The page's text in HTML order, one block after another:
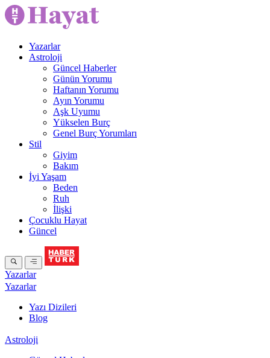
Yazarlar
Astroloji
Güncel Haberler
Günün Yorumu
Haftanın Yorumu
Ayın Yorumu
Aşk Uyumu
Yükselen Burç
Genel Burç Yorumları
Stil
Giyim
Bakım
İyi Yaşam
Beden
Ruh
İlişki
Çocuklu Hayat
Güncel
Yazarlar
Yazarlar
Yazı Dizileri
Blog
Astroloji